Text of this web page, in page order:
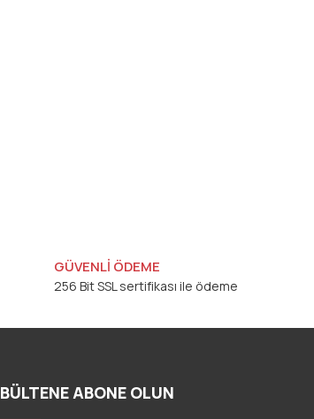
GÜVENLİ ÖDEME
256 Bit SSL sertifikası ile ödeme
BÜLTENE ABONE OLUN